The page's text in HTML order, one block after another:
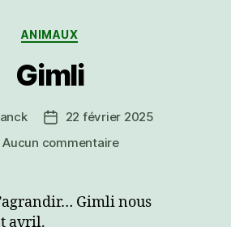
Catégories
ANIMAUX
Gimli
Date22 février 2025
Aucun commentairesur
Gimli nous
avril.